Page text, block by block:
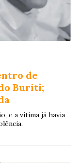
de
Buriti;
e a vítima já havia